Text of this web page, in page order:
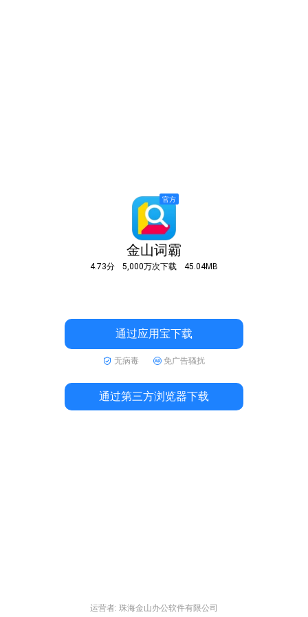
金山词霸
4.73分 5,000万次下载 45.04MB
通过应用宝下载
无病毒 免广告骚扰
通过第三方浏览器下载
运营者: 珠海金山办公软件有限公司